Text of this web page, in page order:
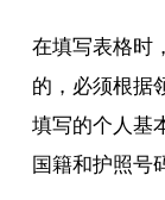
在填写表格时
的，必须根据
填写的个人基
国籍和护照号